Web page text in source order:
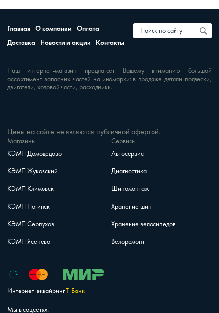
Главная О компании
Оплата
Доставка
Новости и акции Контакты
Магазины
КЭМП Домодедово
КЭМП Жуковский
КЭМП Климовск
КЭМП Ногинск
КЭМП Серпухов
КЭМП Ясенево
Сервисы
Автосервис
Диагностика
Шиномонтаж
Хранение шин
Хранение велосипедов
Велоремонт
Наш интернет-магазин предлагает Вашему вниманию большой
ассортимент запасных частей на иномарки: в продаже детали подвески,
двигатели, ходовой части, расходники.
Интернет-эквайрингТ-Банк
Мы в соцсетях:
Цены на сайте не являются публичной офертой.